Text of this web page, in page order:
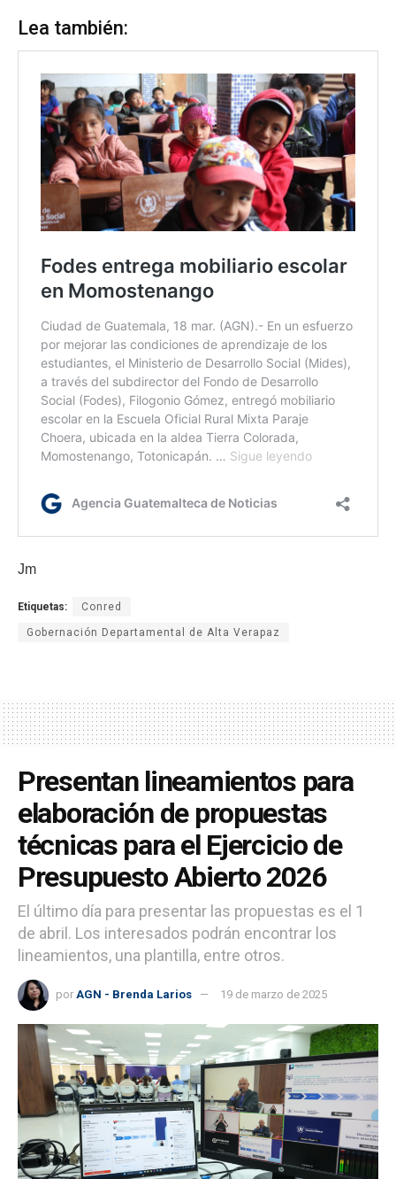
Lea también:
Jm
Etiquetas: Conred
Gobernación Departamental de Alta Verapaz
Presentan lineamientos para
elaboración de propuestas
técnicas para el Ejercicio de
Presupuesto Abierto 2026
El último día para presentar las propuestas es el 1
de abril. Los interesados podrán encontrar los
lineamientos, una plantilla, entre otros.
por AGN - Brenda Larios 19 de marzo de 2025